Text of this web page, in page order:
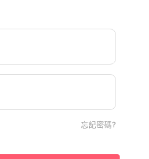
忘記密碼?